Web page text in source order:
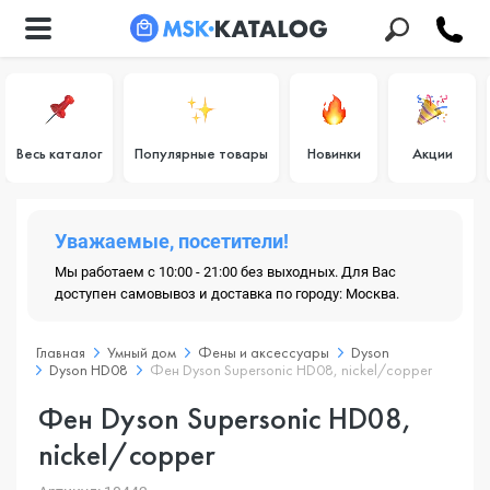
Весь каталог Популярные товары Новинки Акции
Уважаемые, посетители!
Мы работаем с 10:00 - 21:00 без выходных. Для Вас
доступен самовывоз и доставка по городу: Москва.
Главная Умный дом Фены и аксессуары
Dyson
Dyson HD08
Фен Dyson Supersonic HD08, nickel/copper
Фен Dyson Supersonic HD08,
nickel/copper